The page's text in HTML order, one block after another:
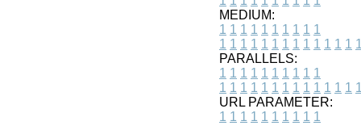
MEDIUM:
1 1 1 1 1 1 1 1 1 1
1 1 1 1 1 1 1 1 1 1 1 1 1 1
PARALLELS:
1 1 1 1 1 1 1 1 1 1
1 1 1 1 1 1 1 1 1 1 1 1 1 1
URL PARAMETER:
1 1 1 1 1 1 1 1 1 1